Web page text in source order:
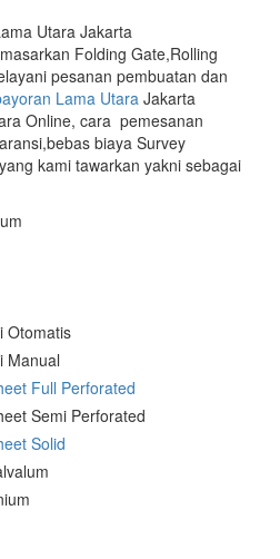
Utara Jakarta
Folding Gate,Rolling
pesanan pembuatan dan
Lama Utara Jakarta
Online, cara pemesanan
biaya Survey
kami tawarkan yakni sebagai
Otomatis
Manual
Full Perforated
Semi Perforated
Solid